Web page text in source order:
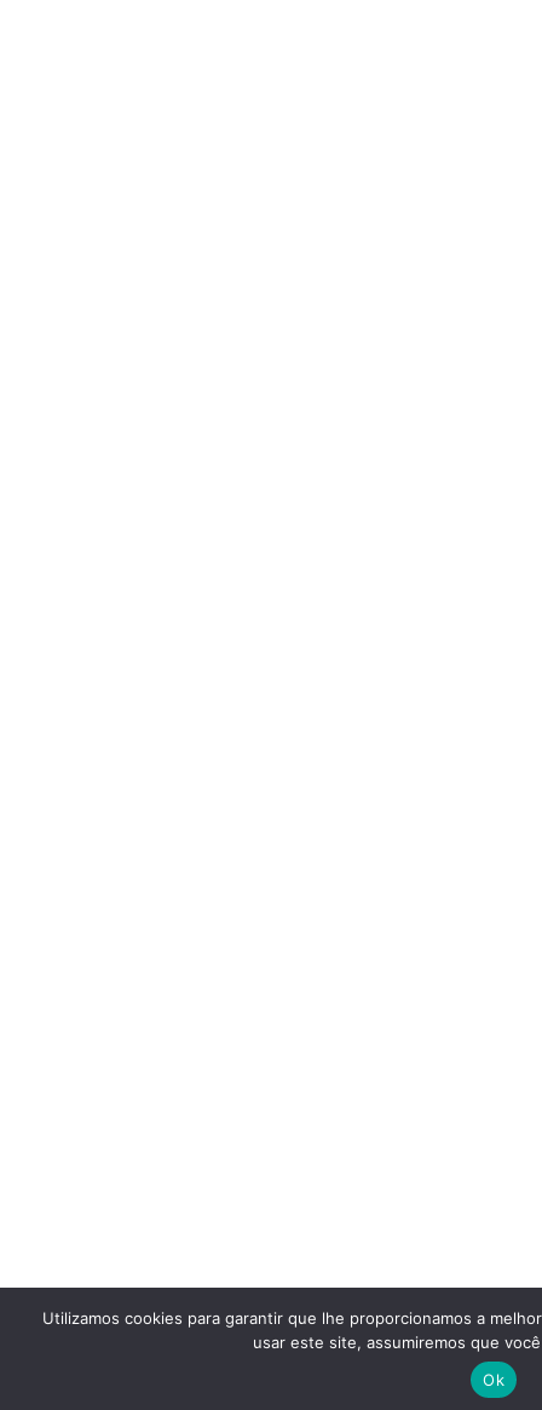
Utilizamos cookies para garantir que lhe proporcionamos a
usar este site, assumiremos que
Ok